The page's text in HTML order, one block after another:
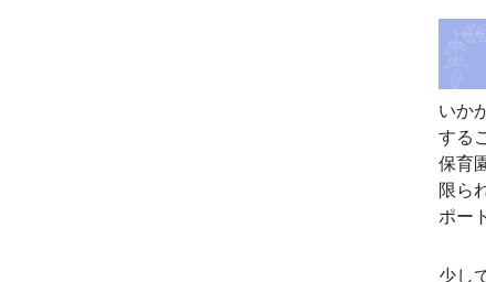
いか
する
保育
限ら
ポー
少し